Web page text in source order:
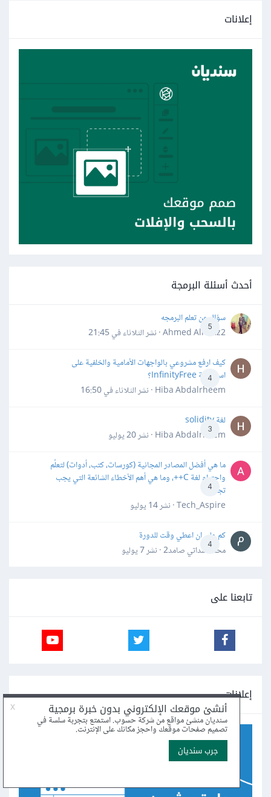
إعلانات
أحدث أسئلة البرمجة
5
سؤال عن تعلم البرمجه
Ahmed Alhafiz2 · نشر
الثلاثاء في 21:45
4
كيف ارفع مشروعي بالواجهات الأمامية والخلفية على
استضافة InfinityFree؟
Hiba Abdalrheem · نشر
الثلاثاء في 16:50
3
لغة solidity
Hiba Abdalrheem · نشر
20 يوليو
4
ما هي أفضل المصادر المجانية (كورسات، كتب، أدوات) لتعلّم
واحترام لغة C++، وما هي أهم الأخطاء الشائعة التي يجب
تجنبها؟
Tech_Aspire · نشر
14 يوليو
4
كم علي ان اعطي وقت للدورة
محمد سداتي صامد2 · نشر
7 يوليو
تابعنا على
إعلانات